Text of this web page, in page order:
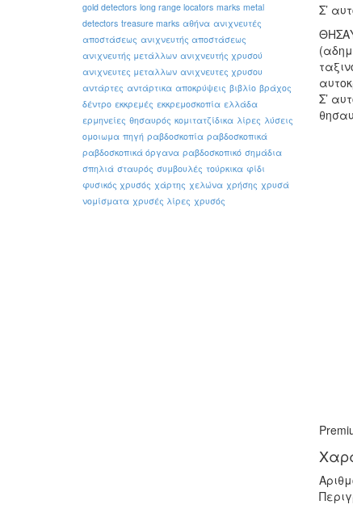
gold detectors long range locators marks metal
detectors treasure marks αθήνα ανιχνευτές
αποστάσεως ανιχνευτής αποστάσεως
ανιχνευτής μετάλλων ανιχνευτής χρυσού
ανιχνευτες μεταλλων ανιχνευτες χρυσου
αντάρτες αντάρτικα αποκρύψεις βιβλίο βράχος
δέντρο εκκρεμές εκκρεμοσκοπία ελλάδα
ερμηνείες θησαυρός κομιτατζίδικα λίρες λύσεις
ομοιωμα πηγή ραβδοσκοπία ραβδοσκοπικά
ραβδοσκοπικά όργανα ραβδοσκοπικό σημάδια
σπηλιά σταυρός συμβουλές τούρκικα φίδι
φυσικός χρυσός χάρτης χελώνα χρήσης χρυσά
νομίσματα χρυσές λίρες χρυσός
Σ’
Σ’